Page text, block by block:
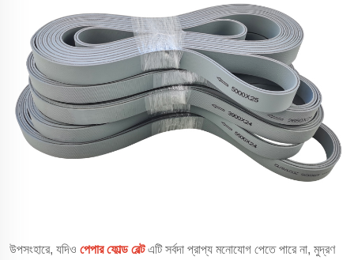
উপসংহারে, যদিও পেপার ফোল্ড বেল্টএটি সর্বদা প্রাপ্য মনোযোগ পেতে পারে না, মুদ্রণ